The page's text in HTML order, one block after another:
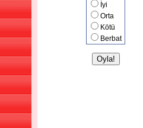
İyi
Orta
Kötü
Berbat